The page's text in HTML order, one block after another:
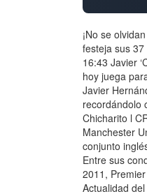
¡No se
festeja sus
16:43 Javier
hoy juega
Javier
recordándolo
Chicharito l
Manchester
conjunto
Entre sus
2011,
Actualidad